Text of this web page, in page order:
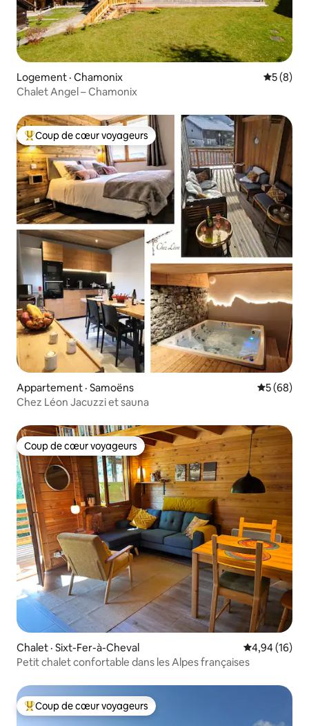
Logement · Chamonix Note
5 (8)
Chalet Angel – Chamonix
Coup de cœur voyageurs parmi les plus aimés
Coup de cœur voyageurs
Appartement · Samoëns Note
5 (68)
Chez Léon Jacuzzi et sauna
Coup de cœur voyageurs
Coup de cœur voyageurs
Chalet · Sixt-Fer-à-Cheval Note
4,94 (16)
Petit chalet confortable dans les Alpes françaises
Coup de cœur voyageurs parmi les plus aimés
Coup de cœur voyageurs